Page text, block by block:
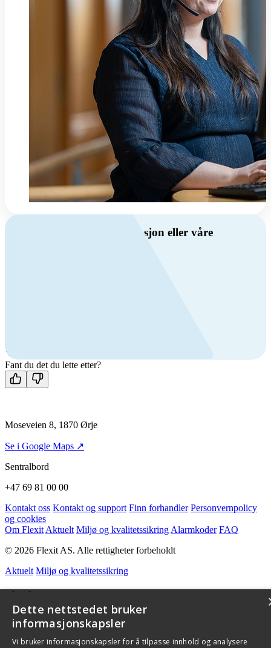
Har du spørsmål om ventilasjon eller våre
Kontakt oss
Fant du det du lette etter?
Moseveien 8, 1870 Ørje
Se i Google Maps ↗
Sentralbord
+47 69 81 00 00
Kontakt oss Kontakt og support Finn forhandler Personvernpolicy
og cookies
Om Flexit Aktuelt Miljø og kvalitetssikring Alarmkoder FAQ
© 2026 Flexit AS. Alle rettigheter forbeholdt
Aktuelt Miljø og kvalitetssikring
Dette nettstedet bruker
informasjonskapsler
Vi bruker informasjonskapsler for å tilpasse innhold og analysere